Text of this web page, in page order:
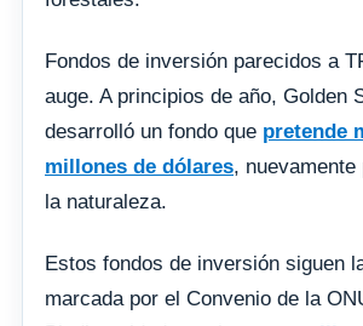
Fondos de inversión parecidos a
auge. A principios de año, Golden
desarrolló un fondo que pretende
millones de dólares,
la naturaleza.
Estos fondos de inversión siguen
marcada por el Convenio de la